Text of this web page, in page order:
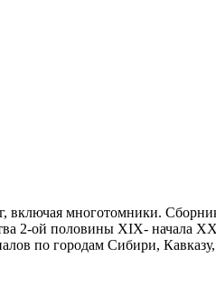
включая многотомники.
2-ой половины XIX- начала
по городам Сибири,